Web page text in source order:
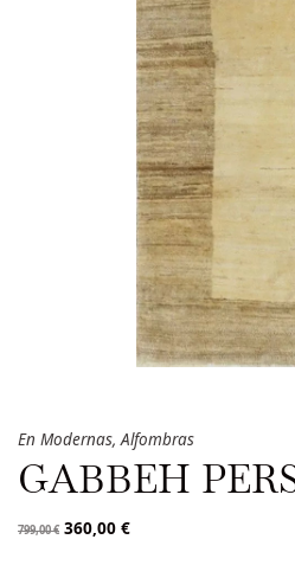
En Modernas,Alfombras
GABBEH
799,00€ 360,00 €